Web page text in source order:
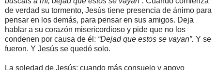
de verdad su tormento, Jesús tiene presencia de ánimo para
pensar en los demás, para pensar en sus amigos. Deja
hablar a su corazón misericordioso y pide que no los
condenen por causa de él: “Dejad que estos se vayan”. Y se
fueron. Y Jesús se quedó solo.
La soledad de Jesús; cuando más consuelo y apoyo